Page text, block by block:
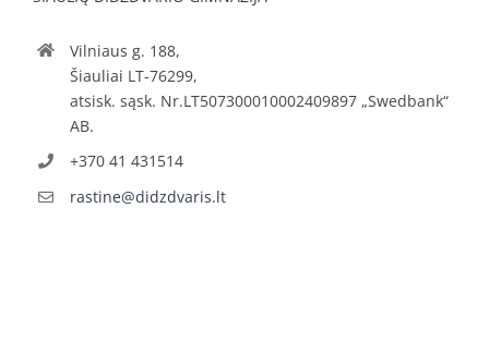
Vilniaus g. 188,
Šiauliai LT-76299,
atsisk. sąsk. Nr.LT507300010002409897 „Swedbank“
AB.
+370 41 431514
rastine@didzdvaris.lt